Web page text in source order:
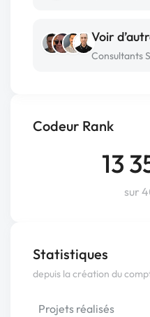
Codeur Rank
13
sur
Statistiques
depuis la création du
Projets réalisés
Voir
Consultants